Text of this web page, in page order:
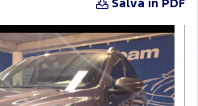
Salva in PDF